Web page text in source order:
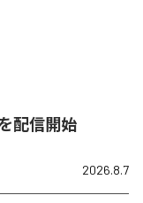
配信開始
2026.8.7